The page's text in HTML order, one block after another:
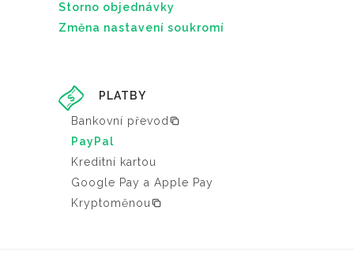
Storno objednávky
Změna nastavení soukromí
PLATBY
Bankovní převod
PayPal
Kreditní kartou
Google Pay a Apple Pay
Kryptoměnou